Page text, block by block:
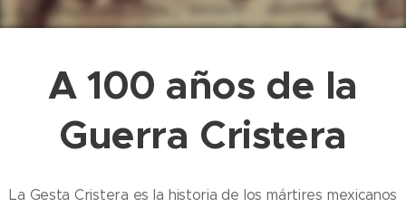
A 100 años de la
Guerra Cristera
La Gesta Cristera es la historia de los mártires mexicanos